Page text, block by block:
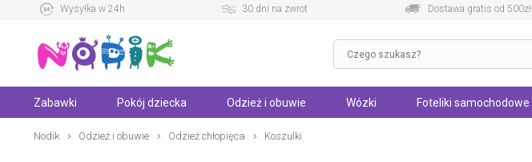
Wysyłka w 24h 30 dni na zwrot Dostawa gratis od 500zł
Zabawki Pokój dziecka Odzież i obuwie Wózki Foteliki samochodowe
Nodik Odzież i obuwie Odzież chłopięca Koszulki